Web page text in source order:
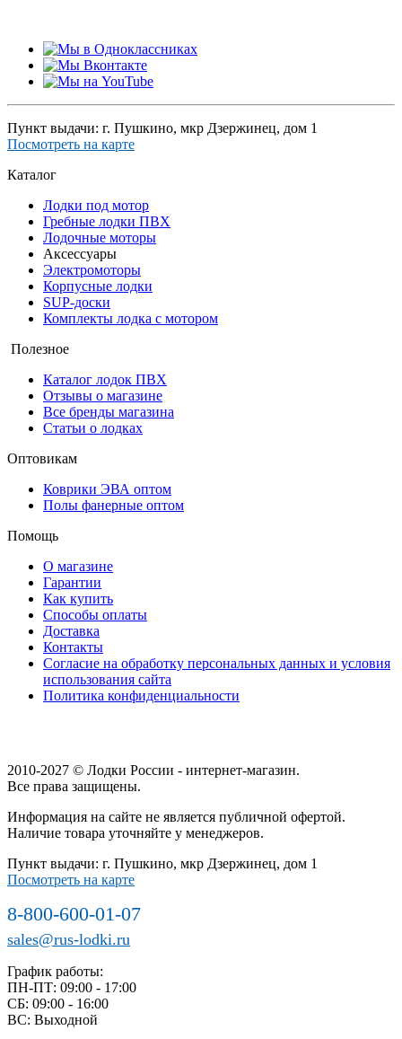
Пункт выдачи: г. Пушкино, мкр Дзержинец, дом 1
Посмотреть на карте
Каталог
Лодки под мотор
Гребные лодки ПВХ
Лодочные моторы
Аксессуары
Электромоторы
Корпусные лодки
SUP-доски
Комплекты лодка с мотором
Полезное
Каталог лодок ПВХ
Отзывы о магазине
Все бренды магазина
Статьи о лодках
Оптовикам
Коврики ЭВА оптом
Полы фанерные оптом
Помощь
О магазине
Гарантии
Как купить
Способы оплаты
Доставка
Контакты
Согласие на обработку персональных данных и условия
использования сайта
Политика конфиденциальности
2010-2027 © Лодки России - интернет-магазин.
Все права защищены.
Информация на сайте не является публичной офертой.
Наличие товара уточняйте у менеджеров.
Пункт выдачи: г. Пушкино, мкр Дзержинец, дом 1
Посмотреть на карте
8-800-600-01-07
sales@rus-lodki.ru
График работы:
ПН-ПТ: 09:00 - 17:00
СБ: 09:00 - 16:00
ВС: Выходной